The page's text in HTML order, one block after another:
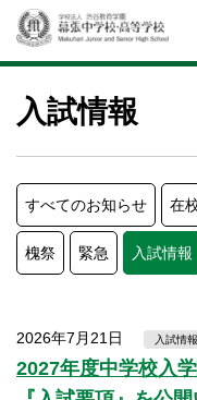
入試情報
すべてのお知らせ 在
槐祭 緊急 入試情報
2026年7月21日 入試情報
2027年度中学校入